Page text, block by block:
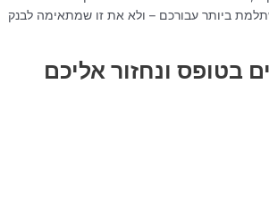
ביותר עבורכם – ולא את זו שמתאימה לבנק
בטופס ונחזור אליכם